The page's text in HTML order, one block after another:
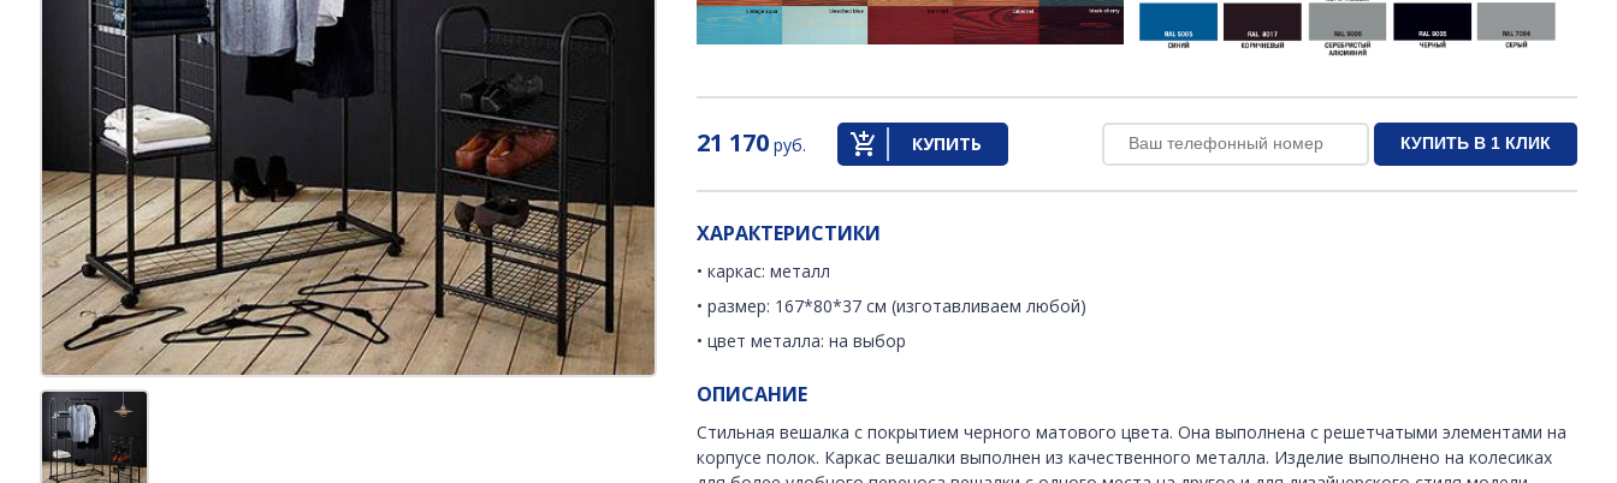
21 170 руб. КУПИТЬ
ХАРАКТЕРИСТИКИ
• каркас: металл
• размер: 167*80*37 см (изготавливаем любой)
• цвет металла: на выбор
ОПИСАНИЕ
Стильная вешалка с покрытием черного матового цвета. Она выполнена с решетчатыми элементами на
корпусе полок. Каркас вешалки выполнен из качественного металла. Изделие выполнено на колесиках